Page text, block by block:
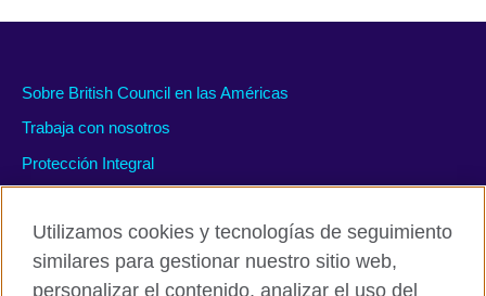
Sobre British Council en las Américas
Trabaja con nosotros
Protección Integral
Utilizamos cookies y tecnologías de seguimiento
similares para gestionar nuestro sitio web,
personalizar el contenido, analizar el uso del